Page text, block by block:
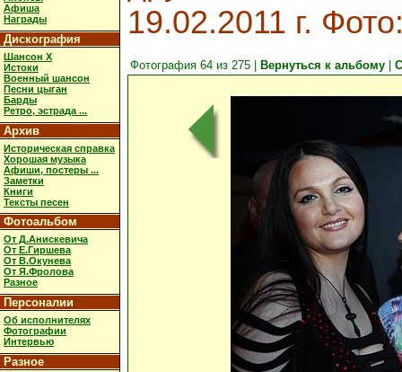
Афиша
Награды
Дискография
Шансон X
Истоки
Военный шансон
Песни цыган
Барды
Ретро, эстрада ...
Архив
Историческая справка
Хорошая музыка
Афиши, постеры ...
Заметки
Книги
Тексты песен
Фотоальбом
От Д.Анискевича
От Е.Гиршева
От В.Окунева
От Я.Фролова
Разное
Персоналии
Об исполнителях
Фотографии
Интервью
Разное
19.02.2011 г.
Фотография 64 из 275 | Вернуться к альбому